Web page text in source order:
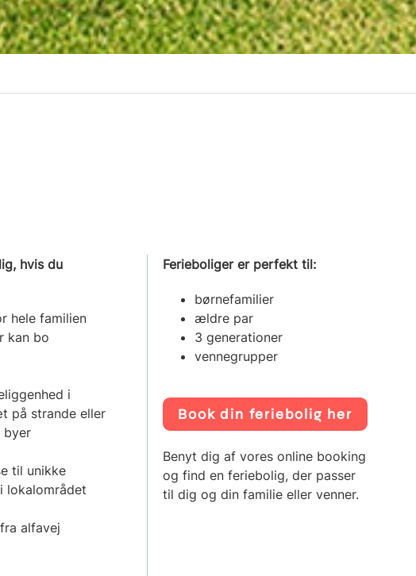
hvis du
hele familien
kan bo
i
på strande eller
byer
til unikke
lokalområdet
alfavej
Ferieboliger er perfekt til:
børnefamilier
ældre par
3 generationer
vennegrupper
Book din feriebolig her
Benyt dig af vores online booking
og find en feriebolig, der passer
til dig og din familie eller venner.